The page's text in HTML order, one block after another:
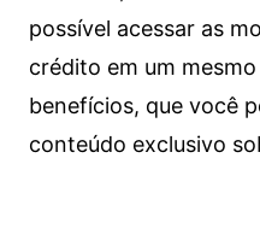
possível acessar as
crédito em um
benefícios, que você
conteúdo exclusivo